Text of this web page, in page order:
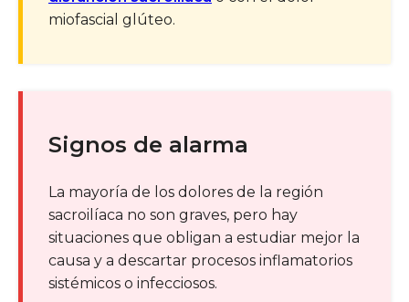
miofascial glúteo.
Signos de alarma
La mayoría de los dolores de la región
sacroilíaca no son graves, pero hay
situaciones que obligan a estudiar mejor la
causa y a descartar procesos inflamatorios
sistémicos o infecciosos.